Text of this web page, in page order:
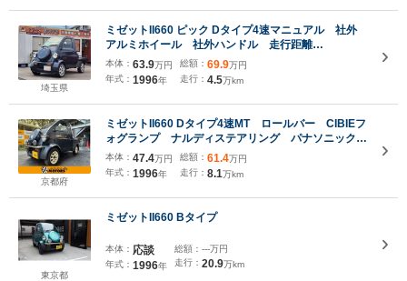
埼玉県
ミゼットII660 ピック Dタイプ4速マニュアル 社外
アルミホイール 社外ハンドル 走行距離
44100KM 社外 CD
本体： 63.9万円
年式： 1996年
総額： 69.9万円
走行： 4.5万km
京都府
ミゼットII660 Dタイプ4速MT ロールバー CIBIEフ
ォグランプ ナルディステアリング パナソニックオ
ーディオ ケンウッドスピーカー
本体： 47.4万円
年式： 1996年
総額： 61.4万円
走行： 8.1万km
東京都
ミゼットII660 Bタイプ
本体： 応談
年式： 1996年
総額： ---万円
走行： 20.9万km